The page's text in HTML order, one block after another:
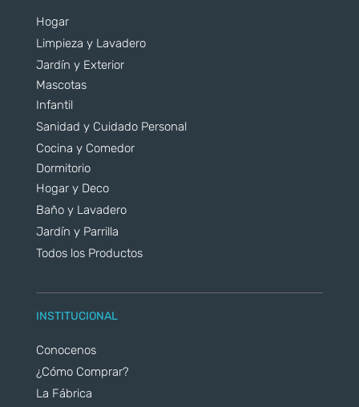
Hogar
Limpieza y Lavadero
Jardín y Exterior
Mascotas
Infantil
Sanidad y Cuidado Personal
Cocina y Comedor
Dormitorio
Hogar y Deco
Baño y Lavadero
Jardín y Parrilla
Todos los Productos
INSTITUCIONAL
Conocenos
¿Cómo Comprar?
La Fábrica